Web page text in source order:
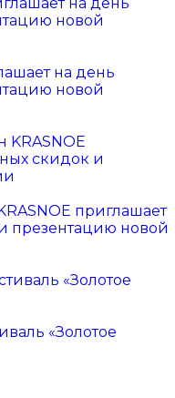
на день
новой
приглашает
презентацию новой
«Золотое